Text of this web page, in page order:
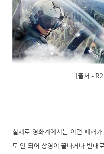
[출처 –
실제로 영화계에서는 이런 폐해
도 안 되어 상영이 끝나거나 반대